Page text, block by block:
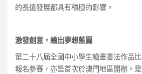
的長遠發展都具有積極的影響。
激發創意，繪出夢想藍圖
第二十八屆全國中小學生繪畫書法作品
報名參賽，亦是首次於澳門地區開辦。是